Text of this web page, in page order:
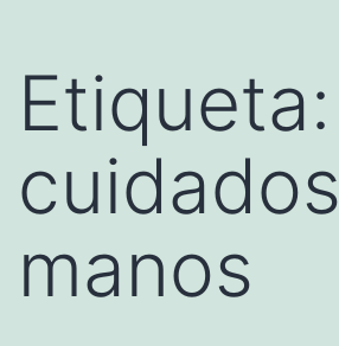
Etiqueta:
cuidados
manos